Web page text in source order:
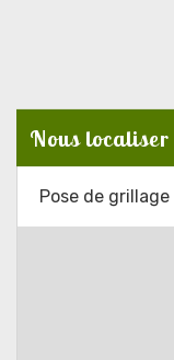
Nous localiser
Pose de